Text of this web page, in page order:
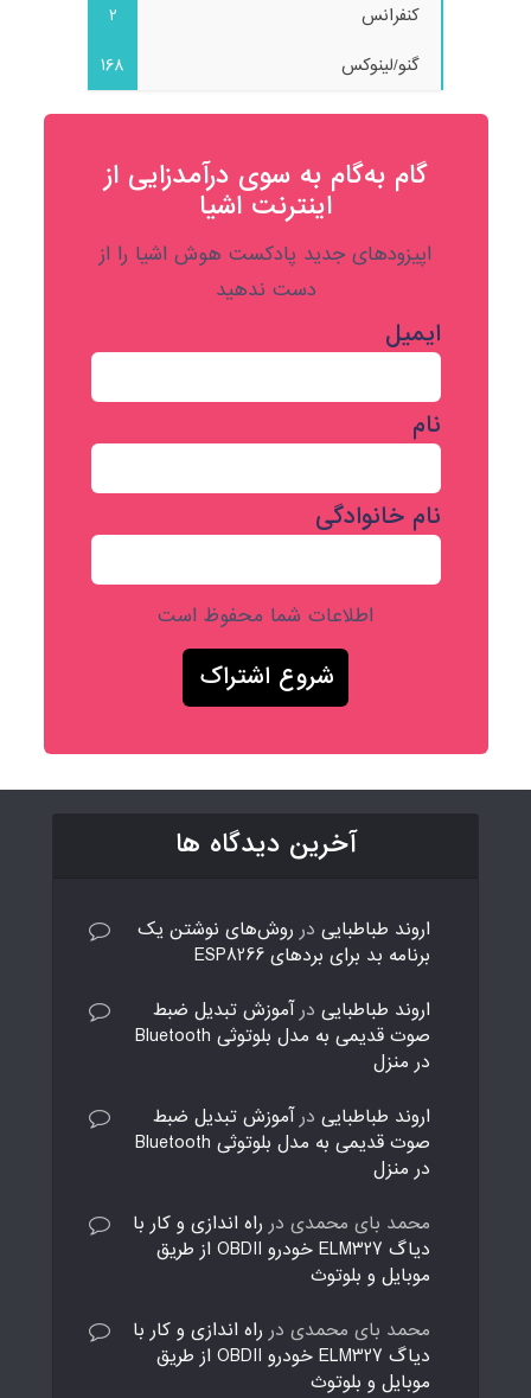
کنفرانس
2
گنو/لینوکس
168
گام به‌گام به‌ سوی درآمدزایی از
اینترنت اشیا
اپیزودهای جدید پادکست هوش اشیا را از
دست ندهید
ایمیل
نام
نام خانوادگی
اطلاعات شما محفوظ است
آخرین دیدگاه ها
اروند طباطبایی در روش‌های نوشتن یک
برنامه بد برای بردهای ESP8266
اروند طباطبایی درآموزش تبدیل ضبط
صوت قدیمی به مدل بلوتوثی Bluetooth
در منزل
اروند طباطبایی درآموزش تبدیل ضبط
صوت قدیمی به مدل بلوتوثی Bluetooth
در منزل
محمد بای محمدی در راه اندازی و کار با
دیاگ ELM327 خودرو OBDII از طریق
موبایل و بلوتوث
محمد بای محمدی در راه اندازی و کار با
دیاگ ELM327 خودرو OBDII از طریق
موبایل و بلوتوث